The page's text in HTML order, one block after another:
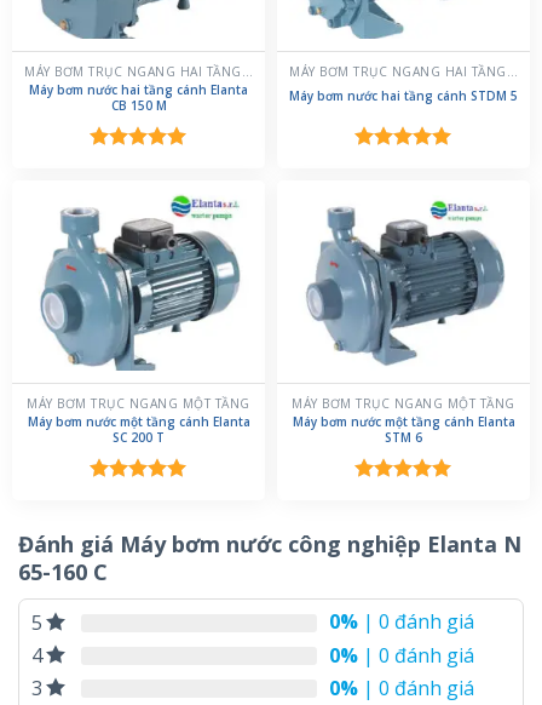
MÁY BƠM TRỤC NGANG HAI TẦNG CÁNH
Máy bơm nước hai tầng cánh Elanta
CB 150 M
5 sao
MÁY BƠM TRỤC NGANG HAI TẦNG CÁNH
Máy bơm nước hai tầng cánh STDM 5
MÁY BƠM TRỤC NGANG MỘT TẦNG
Máy bơm nước một tầng cánh Elanta
SC 200 T
5 sao
MÁY BƠM TRỤC NGANG MỘT TẦNG
Máy bơm nước một tầng cánh Elanta
STM 6
5 sao
Đánh giá Máy bơm nước công nghiệp Elanta N
65-160 C
5 0% | 0 đánh giá
4
0% | 0 đánh giá
3
0% | 0 đánh giá